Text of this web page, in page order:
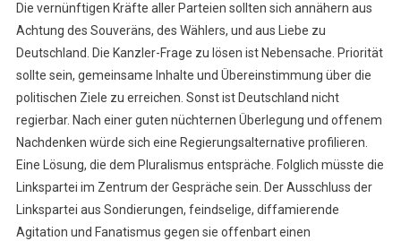
Die vernünftigen Kräfte aller Parteien sollten sich annähern aus
Achtung des Souveräns, des Wählers, und aus Liebe zu
Deutschland. Die Kanzler-Frage zu lösen ist Nebensache. Priorität
sollte sein, gemeinsame Inhalte und Übereinstimmung über die
politischen Ziele zu erreichen. Sonst ist Deutschland nicht
regierbar. Nach einer guten nüchternen Überlegung und offenem
Nachdenken würde sich eine Regierungsalternative profilieren.
Eine Lösung, die dem Pluralismus entspräche. Folglich müsste die
Linkspartei im Zentrum der Gespräche sein. Der Ausschluss der
Linkspartei aus Sondierungen, feindselige, diffamierende
Agitation und Fanatismus gegen sie offenbart einen